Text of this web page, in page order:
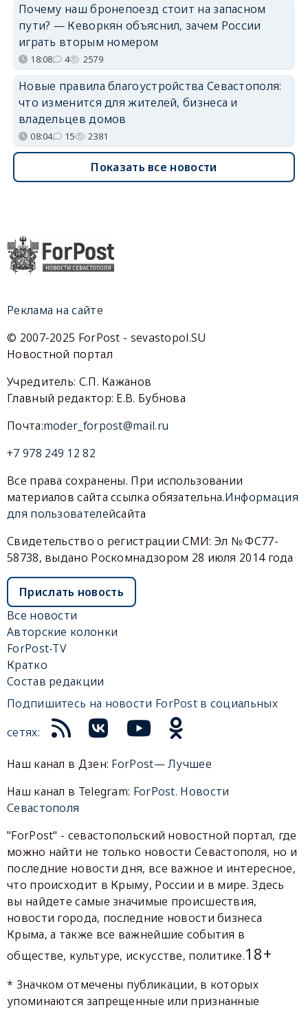
Почему наш бронепоезд стоит на запасном
пути? — Кеворкян объяснил, зачем России
играть вторым номером
18:08 4 2579
Новые правила благоустройства Севастополя:
что изменится для жителей, бизнеса и
владельцев домов
08:04 15 2381
Показать все новости
Реклама на сайте
© 2007-2025 ForPost - sevastopol.SU
Новостной портал
Учредитель: С.П. Кажанов
Главный редактор: Е.В. Бубнова
Почта:moder_forpost@mail.ru
+7 978 249 12 82
Все права сохранены. При использовании
материалов сайта ссылка обязательна.Информация
для пользователейсайта
Свидетельство о регистрации СМИ: Эл № ФС77-
58738, выдано Роскомнадзором 28 июля 2014 года
Прислать новость
Все новости
Авторские колонки
ForPost-TV
Кратко
Состав редакции
Подпишитесь на новости ForPost в социальных
сетях:
Наш канал в Дзен: ForPost— Лучшее
Наш канал в Telegram: ForPost. Новости
Севастополя
"ForPost" - севастопольский новостной портал, где
можно найти не только новости Севастополя, но и
последние новости дня, все важное и интересное,
что происходит в Крыму, России и в мире. Здесь
вы найдете самые значимые происшествия,
новости города, последние новости бизнеса
Крыма, а также все важнейшие события в
обществе, культуре, искусстве, политике.18+
* Значком отмечены публикации, в которых
упоминаются запрещенные или признанные